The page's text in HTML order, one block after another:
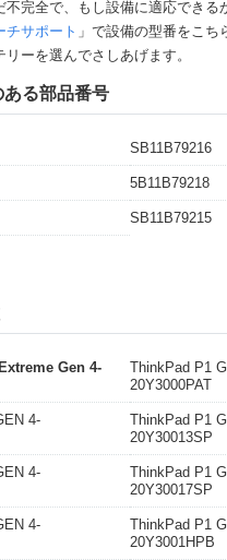
不完全で、もし設備に適応できる
チサポート 」で設備の型番をこち
ーを選んでさしあげます。
ある部品番号
SB11B79216
5B11B79218
SB11B79215
Gen 4-
ThinkPad P1
20Y3000PAT
4-
ThinkPad P1
20Y30013SP
4-
ThinkPad P1
20Y30017SP
4-
ThinkPad P1
20Y3001HPB